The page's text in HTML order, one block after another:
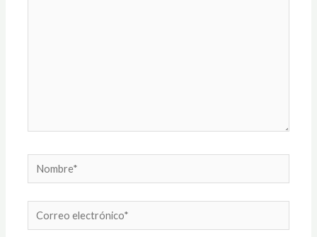
Nombre*
Correo
electrónico*